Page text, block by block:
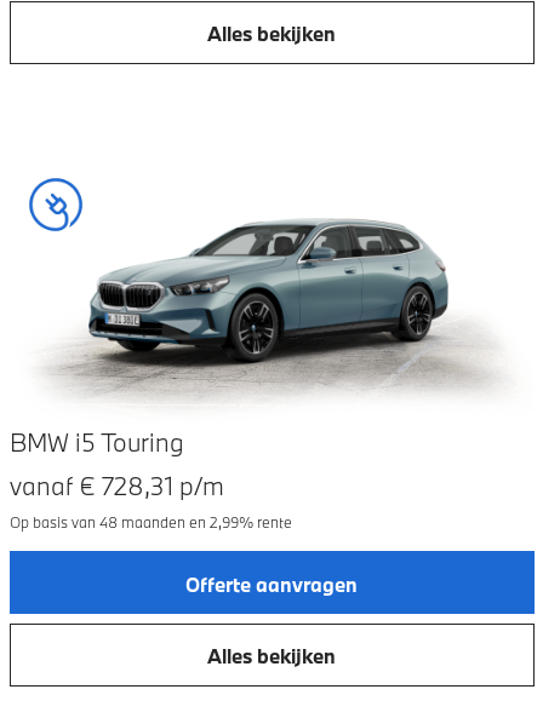
Alles bekijken
BMW i5 Touring
vanaf € 728,31 p/m
Op basis van 48maanden en 2,99% rente
Offerte aanvragen
Alles bekijken